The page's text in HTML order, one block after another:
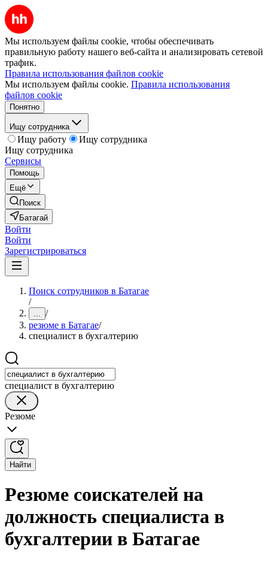
Мы используем файлы cookie, чтобы обеспечивать
правильную работу нашего веб-сайта и анализировать сетевой
трафик.
Правила использования файлов cookie
Мы используем файлы cookie. Правила использования
файлов cookie
Понятно
Ищу сотрудника
Ищу работу
Ищу сотрудника
Ищу сотрудника
Сервисы
Помощь
Ещё
Поиск
Батагай
Войти
Войти
Зарегистрироваться
Поиск сотрудников в Батагае
/
... /
резюме в Батагае/
специалист в бухгалтерию
специалист в бухгалтерию
Резюме
Найти
Резюме соискателей на
должность специалиста в
бухгалтерии в Батагае